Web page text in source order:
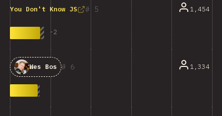
5
You Don't Know JS
-2
1,454
6
Wes Bos 1,334